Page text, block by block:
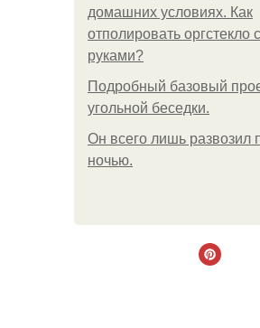
домашних условиях. Как
отполировать оргстекло
руками?
Подробный базовый
угольной беседки.
Он всего лишь развозил
ночью.